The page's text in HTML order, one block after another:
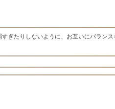
ぎたりしないように、お互いにバランス